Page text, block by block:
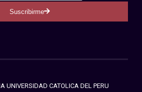
Suscribirme
UNIVERSIDAD CATOLICA DEL PERU